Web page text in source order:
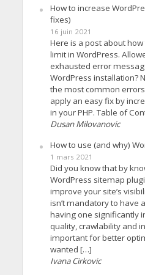
How to increase
fixes)
16 juin 2021
Here is a post about
limit in WordPress.
exhausted error
WordPress installation?
the most common errors
apply an easy fix by
in your PHP. Table of
Dusan Milovanovic
How to use (and why)
1 mars 2021
Did you know that by
WordPress sitemap
improve your site’s
isn’t mandatory to have
having one significantly
quality, crawlability and
important for better
wanted […]
Ivana Cirkovic